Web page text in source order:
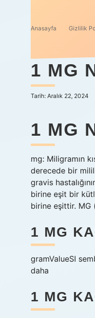
Anasayfa Gizlilik
1 MG
Tarih: Aralık 22, 2024
1 MG
mg: Miligramın
derecede bir
gravis
birine eşit bir
birine eşittir. MG
1 MG
gramValueSI
daha
1 MG